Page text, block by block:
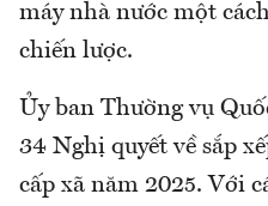
máy nhà nước một
chiến lược.
Ủy ban Thường vụ
34 Nghị quyết về sắp
cấp xã năm 2025. Với